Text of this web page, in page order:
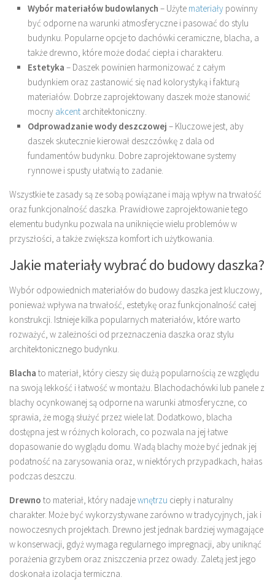
Wybór materiałów budowlanych – Użyte materiały powinny
być odporne na warunki atmosferyczne i pasować do stylu
budynku. Popularne opcje to dachówki ceramiczne, blacha, a
także drewno, które może dodać ciepła i charakteru.
Estetyka – Daszek powinien harmonizować z całym
budynkiem oraz zastanowić się nad kolorystyką i fakturą
materiałów. Dobrze zaprojektowany daszek może stanowić
mocny akcent architektoniczny.
Odprowadzanie wody deszczowej – Kluczowe jest, aby
daszek skutecznie kierował deszczówkę z dala od
fundamentów budynku. Dobre zaprojektowane systemy
rynnowe i spusty ułatwią to zadanie.
Wszystkie te zasady są ze sobą powiązane i mają wpływ na trwałość
oraz funkcjonalność daszka. Prawidłowe zaprojektowanie tego
elementu budynku pozwala na uniknięcie wielu problemów w
przyszłości, a także zwiększa komfort ich użytkowania.
Jakie materiały wybrać do budowy daszka?
Wybór odpowiednich materiałów do budowy daszka jest kluczowy,
ponieważ wpływa na trwałość, estetykę oraz funkcjonalność całej
konstrukcji. Istnieje kilka popularnych materiałów, które warto
rozważyć, w zależności od przeznaczenia daszka oraz stylu
architektonicznego budynku.
Blacha to materiał, który cieszy się dużą popularnością ze względu
na swoją lekkość i łatwość w montażu. Blachodachówki lub panele z
blachy ocynkowanej są odporne na warunki atmosferyczne, co
sprawia, że mogą służyć przez wiele lat. Dodatkowo, blacha
dostępna jest w różnych kolorach, co pozwala na jej łatwe
dopasowanie do wyglądu domu. Wadą blachy może być jednak jej
podatność na zarysowania oraz, w niektórych przypadkach, hałas
podczas deszczu.
Drewno to materiał, który nadajewnętrzu ciepły i naturalny
charakter. Może być wykorzystywane zarówno w tradycyjnych, jak i
nowoczesnych projektach. Drewno jest jednak bardziej wymagające
w konserwacji, gdyż wymaga regularnego impregnacji, aby uniknąć
porażenia grzybem oraz zniszczenia przez owady. Zaletą jest jego
doskonała izolacja termiczna.